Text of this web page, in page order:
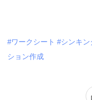
#ワークシート #シンキ
ション作成